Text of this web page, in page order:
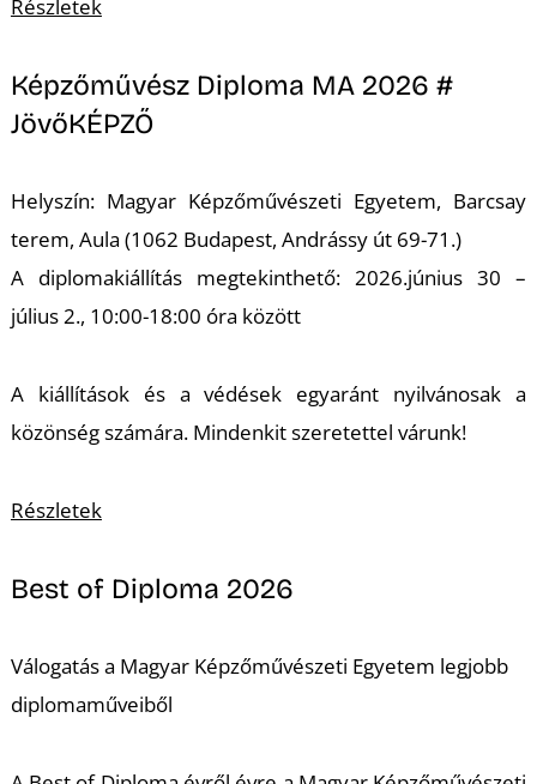
Részletek
Képzőművész Diploma MA 2026 #
JövőKÉPZŐ
Helyszín: Magyar Képzőművészeti Egyetem, Barcsay
terem, Aula (1062 Budapest, Andrássy út 69-71.)
A diplomakiállítás megtekinthető: 2026.június 30 –
július 2., 10:00-18:00 óra között
A kiállítások és a védések egyaránt nyilvánosak a
közönség számára. Mindenkit szeretettel várunk!
Részletek
Best of Diploma 2026
Válogatás a Magyar Képzőművészeti Egyetem legjobb
diplomaműveiből